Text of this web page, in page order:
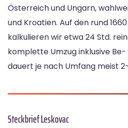
Österreich und Ungarn,
und Kroatien. Auf den rund
kalkulieren wir etwa 24 Std.
komplette Umzug inklusive
dauert je nach Umfang meist
Steckbrief Leskovac